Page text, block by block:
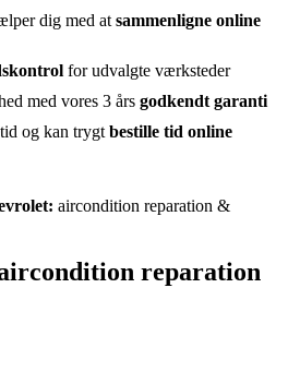
dig med at sammenligne online
for udvalgte værksteder
med vores 3 års godkendt garanti
og kan trygt bestille tid online
aircondition reparation &
reparation